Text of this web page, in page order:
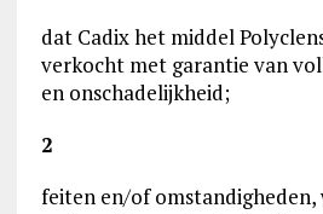
dat Cadix het middel
verkocht met garantie van
en onschadelijkheid;
2
feiten en/of omstandigheden,